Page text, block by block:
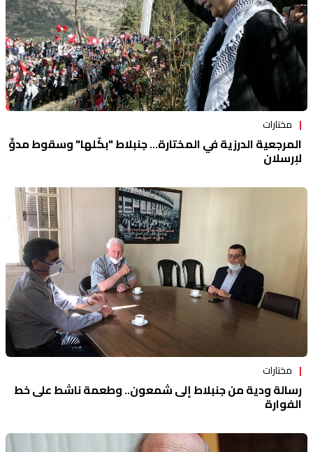
مختارات
المرجعية الدرزية في المختارة... جنبلاط "بكّلها" وسقوط مدوٍّ
لإرسلان
مختارات
رسالة ودية من جنبلاط إلى شمعون.. وطعمة ناشط على خط
الفوارة